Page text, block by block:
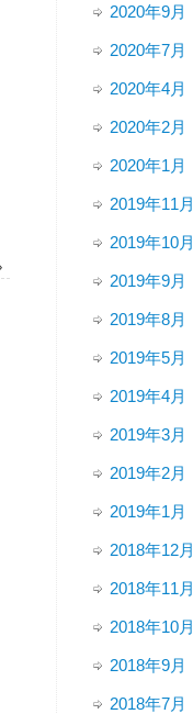
2020年9月
2020年7月
2020年4月
2020年2月
2020年1月
2019年11月
2019年10月
2019年9月
2019年8月
2019年5月
2019年4月
2019年3月
2019年2月
2019年1月
2018年12月
2018年11月
2018年10月
2018年9月
2018年7月